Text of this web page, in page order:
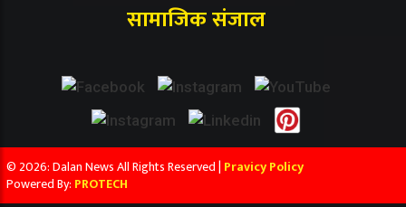
सामाजिक संजाल
© 2026: Dalan News All Rights Reserved | Pravicy Policy
Powered By: PROTECH